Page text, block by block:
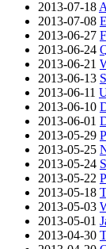
2013-07-18
2013-07-08
2013-06-27
2013-06-24
2013-06-21
2013-06-13
2013-06-11
2013-06-10
2013-06-01
2013-05-29
2013-05-25
2013-05-24
2013-05-22
2013-05-18
2013-05-03
2013-05-01
2013-04-30